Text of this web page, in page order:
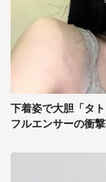
下着姿で大胆「タ
フルエンサーの衝